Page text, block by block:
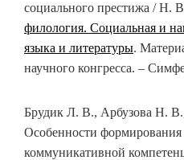
социального престижа / Н.
филология. Социальная и
языка и литературы.
научного конгресса. –
Брудик Л. В., Арбузова Н.
Особенности
коммуникативной